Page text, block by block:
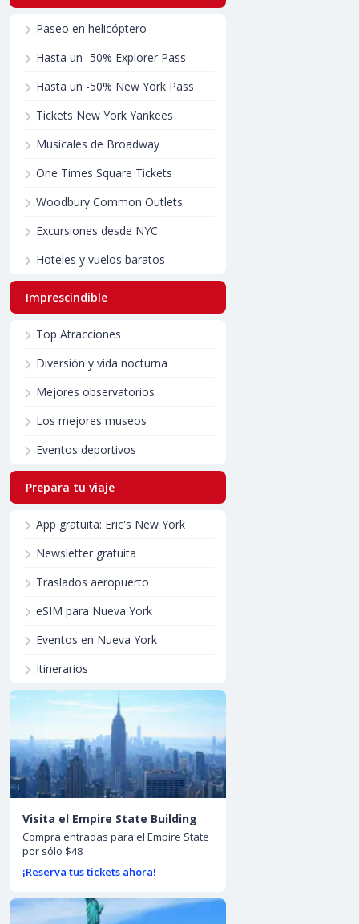
Paseo en helicóptero
Hasta un -50% Explorer Pass
Hasta un -50% New York Pass
Tickets New York Yankees
Musicales de Broadway
One Times Square Tickets
Woodbury Common Outlets
Excursiones desde NYC
Hoteles y vuelos baratos
Imprescindible
Top Atracciones
Diversión y vida nocturna
Mejores observatorios
Los mejores museos
Eventos deportivos
Prepara tu viaje
App gratuita: Eric's New York
Newsletter gratuita
Traslados aeropuerto
eSIM para Nueva York
Eventos en Nueva York
Itinerarios
Visita el Empire State Building
Compra entradas para el Empire State
por sólo $48
¡Reserva tus tickets ahora!